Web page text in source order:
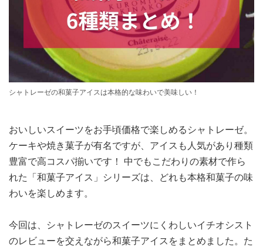
シャトレーゼの和菓子アイスは本格的な味わいで美味しい！
おいしいスイーツをお手頃価格で楽しめるシャトレーゼ。
ケーキや焼き菓子が有名ですが、アイスも人気があり種類
豊富で高コスパ揃いです！ 中でもこだわりの素材で作ら
れた「和菓子アイス」シリーズは、どれも本格和菓子の味
わいを楽しめます。
今回は、シャトレーゼのスイーツにくわしいイチオシスト
のレビューを交えながら和菓子アイスをまとめました。た